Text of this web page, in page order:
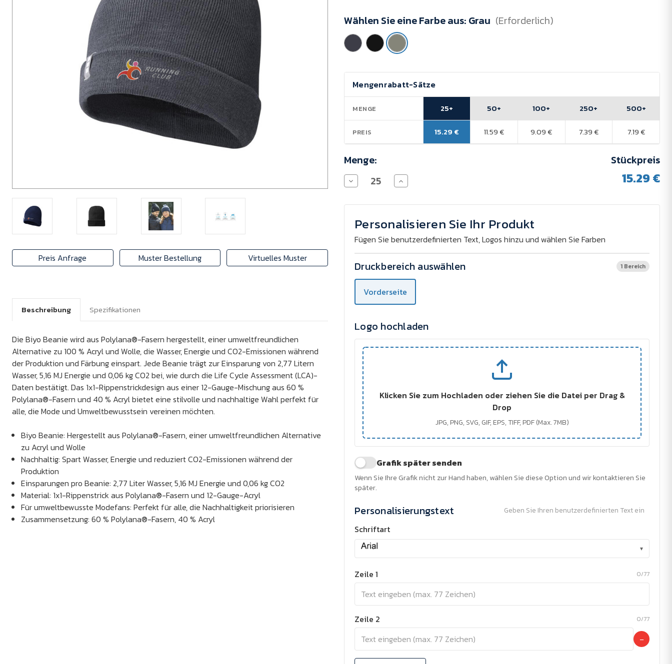
Preis Anfrage Muster Bestellung Virtuelles Muster
Mindestkaufwert:
Einheiten
Wählen Sie eine Farbe aus: Grau (Erforderlich)
Aktueller
Lagerbestand:
Mengenrabatt-Sätze
MENGE
PREIS
25+
15.29 €
50+
11.59 €
100+
9.09 €
250+
7.39 €
500+
7.19 €
Menge:
Menge
von
Beanie
Menge
von
Beanie
Stückpreis
15.29 €
Personalisieren Sie Ihr Produkt
Fügen Sie benutzerdefinierten Text, Logos hinzu und wählen Sie Farben
Druckbereich auswählen 1 Bereich
Vorderseite
Logo hochladen
Klicken Sie zum Hochladen oder ziehen Sie die Datei per Drag &
Drop
JPG, PNG, SVG, GIF, EPS, TIFF, PDF (Max. 7MB)
Grafik später senden
Wenn Sie Ihre Grafik nicht zur Hand haben, wählen Sie diese Option und wir kontaktieren Sie
später.
Personalisierungstext Geben Sie Ihren benutzerdefinierten Text ein
Schriftart
▾
Zeile 1 0/77
Zeile 2 0/77
−
Beschreibung Spezifikationen
Die Biyo Beanie wird aus Polylana®-Fasern hergestellt, einer umweltfreundlichen
Alternative zu 100 % Acryl und Wolle, die Wasser, Energie und CO2-Emissionen während
der Produktion und Färbung einspart. Jede Beanie trägt zur Einsparung von 2,77 Litern
Wasser, 5,16 MJ Energie und 0,06 kg CO2 bei, wie durch die Life Cycle Assessment (LCA)-
Daten bestätigt. Das 1x1-Rippenstrickdesign aus einer 12-Gauge-Mischung aus 60 %
Polylana®-Fasern und 40 % Acryl bietet eine stilvolle und nachhaltige Wahl perfekt für
alle, die Mode und Umweltbewusstsein vereinen möchten.
Biyo Beanie: Hergestellt aus Polylana®-Fasern, einer umweltfreundlichen Alternative
zu Acryl und Wolle
Nachhaltig: Spart Wasser, Energie und reduziert CO2-Emissionen während der
Produktion
Einsparungen pro Beanie: 2,77 Liter Wasser, 5,16 MJ Energie und 0,06 kg CO2
Material: 1x1-Rippenstrick aus Polylana®-Fasern und 12-Gauge-Acryl
Für umweltbewusste Modefans: Perfekt für alle, die Nachhaltigkeit priorisieren
Zusammensetzung: 60 % Polylana®-Fasern, 40 % Acryl